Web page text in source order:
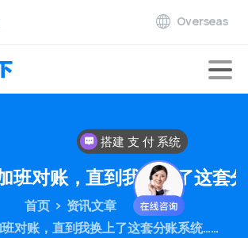
Overseas
班对账，直到我换上了这套
首页
资讯文章
对账，直到我换上了这套分账系统……
搭建 支 付 系统